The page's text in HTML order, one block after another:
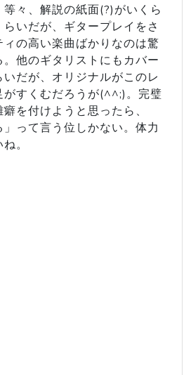
々、解説の紙面(?)がいくら
いだが、ギタープレイをさ
の高い楽曲ばかりなのは驚
他のギタリストにもカバー
だが、オリジナルがこのレ
がすくむだろうが(^^;)。完璧
を付けようと思ったら、
」って言う位しかない。体力
。